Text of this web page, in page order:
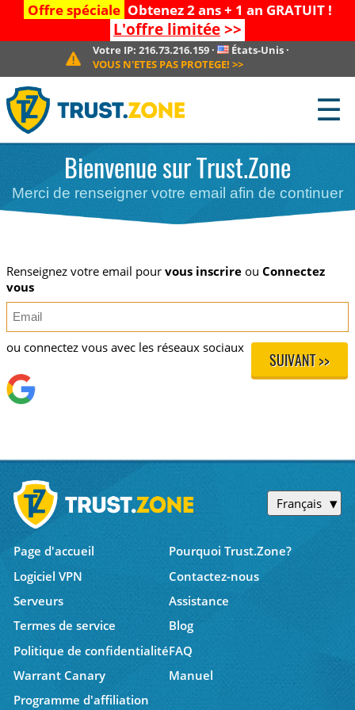
Offre spéciale Obtenez 2 ans + 1 an GRATUIT !
L'offre limitée>>
Votre IP: 216.73.216.159· États-Unis ·
VOUS N'ETES PAS PROTEGE! >>
☰
Bienvenue sur Trust.Zone
Merci de renseigner votre email afin de continuer
Renseignez votre email pour vous inscrire ou Connectez
vous
SUIVANT >>
ou connectez vous avec les réseaux sociaux
Français
Page d'accueil
Pourquoi Trust.Zone?
Logiciel VPN
Contactez-nous
Serveurs
Assistance
Termes de service
Blog
Politique de confidentialitéFAQ
Warrant Canary
Manuel
Programme d'affiliation